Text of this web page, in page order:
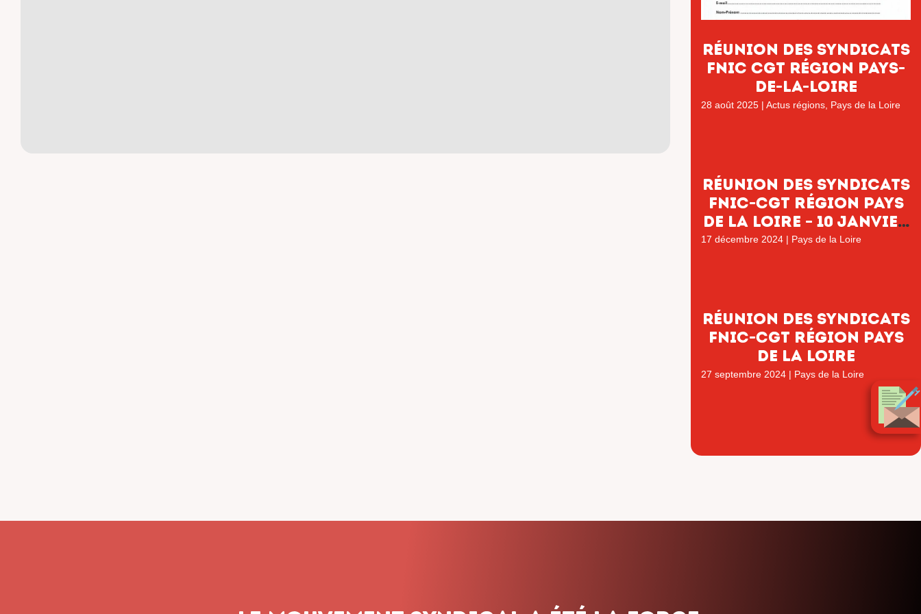
RÉUNION DES SYNDICATS
FNIC CGT RÉGION PAYS-
DE-LA-LOIRE
28 août 2025 | Actus régions Pays de la Loire
Réunion des syndicats
FNIC-CGT région Pays
de la Loire – 10 janvier
2025
17 décembre 2024 | Pays de la Loire
Réunion des syndicats
FNIC-CGT région Pays
de la Loire
27 septembre 2024 | Pays de la Loire